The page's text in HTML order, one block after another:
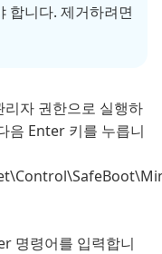
합니다. 제거하려면
자 권한으로 실행하
음 Enter 키를 누릅니
명령어를 입력합니